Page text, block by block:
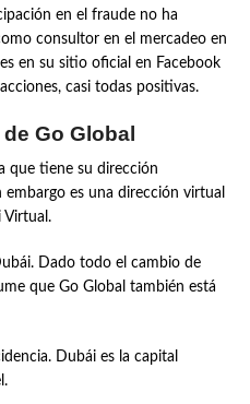
en el fraude no ha
consultor en el mercadeo en
en su sitio oficial en Facebook
casi todas positivas.
Go Global
que tiene su dirección
es una dirección virtual
Virtual.
Dado todo el cambio de
que Go Global también está
Dubái es la capital